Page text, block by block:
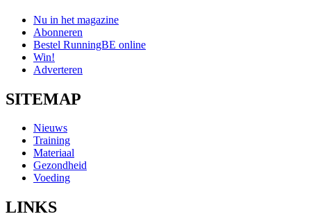
Nu in het magazine
Abonneren
Bestel RunningBE online
Win!
Adverteren
SITEMAP
Nieuws
Training
Materiaal
Gezondheid
Voeding
LINKS